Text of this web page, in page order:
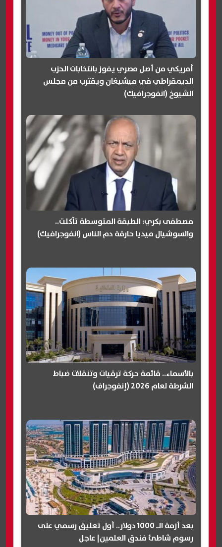
أمريكي من أصل مصري يفوز بانتخابات الحزب
الديمقراطي في ميشيغان ويقترب من مجلس
الشيوخ (انفوجرافيك)
مصطفى بكري: الطبقة المتوسطة تآكلت..
والسوشيال ميديا حارقة دم الناس (انفوجرافيك)
بالأسماء.. قائمة حركة ترقيات وتنقلات ضباط
الشرطة لعام 2026 (إنفوجراف)
بعد أزمة الـ 1000 دولار.. أول تعليق رسمي على
رسوم شاطئ فندق العلمين| عاجل